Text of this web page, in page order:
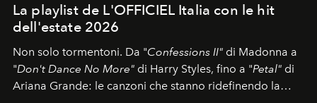
La playlist de L'OFFICIEL Italia con le hit
dell'estate 2026
Non solo tormentoni. Da "Confessions II" di Madonna a
"Don't Dance No More" di Harry Styles, fino a "Petal" di
Ariana Grande: le canzoni che stanno ridefinendo la